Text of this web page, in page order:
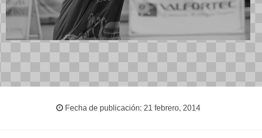
Fecha de publicación: 21 febrero, 2014